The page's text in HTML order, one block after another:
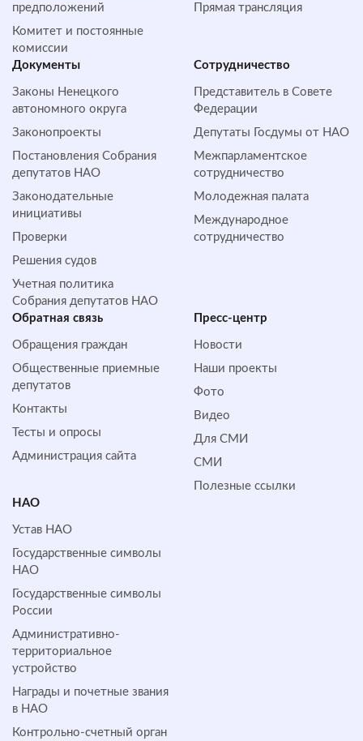
предположений
Комитет и постоянные
комиссии
Прямая трансляция
Документы
Законы Ненецкого
автономного округа
Законопроекты
Постановления Собрания
депутатов НАО
Законодательные
инициативы
Проверки
Решения судов
Учетная политика
Собрания депутатов НАО
Сотрудничество
Представитель в Совете
Федерации
Депутаты Госдумы от НАО
Межпарламентское
сотрудничество
Молодежная палата
Международное
сотрудничество
Обратная cвязь
Обращения граждан
Общественные приемные
депутатов
Контакты
Тесты и опросы
Администрация сайта
Пресс-центр
Новости
Наши проекты
Фото
Видео
Для СМИ
СМИ
Полезные ссылки
НАО
Устав НАО
Государственные символы
НАО
Государственные символы
России
Административно-
территориальное
устройство
Награды и почетные звания
в НАО
Контрольно-счетный орган